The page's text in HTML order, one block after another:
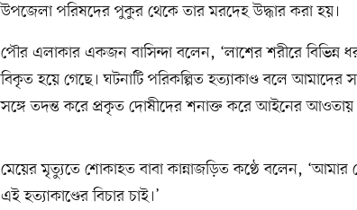
উপজেলা পরিষদের পুকুর থেকে তার মরদেহ উদ্ধার করা হয়।
পৌর এলাকার একজন বাসিন্দা বলেন, ‘লাশের শরীরে বিভিন্ন
বিকৃত হয়ে গেছে। ঘটনাটি পরিকল্পিত হত্যাকাণ্ড বলে
সঙ্গে তদন্ত করে প্রকৃত দোষীদের শনাক্ত করে আইনের
মেয়ের মৃত্যুতে শোকাহত বাবা কান্নাজড়িত কণ্ঠে বলেন,
এই হত্যাকাণ্ডের বিচার চাই।’